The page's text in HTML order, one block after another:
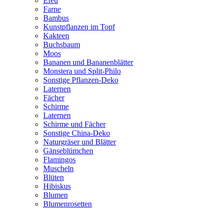
Farne
Bambus
Kunstpflanzen im Topf
Kakteen
Buchsbaum
Moos
Bananen und Bananenblätter
Monstera und Split-Philo
Sonstige Pflanzen-Deko
Laternen
Fächer
Schirme
Laternen
Schirme und Fächer
Sonstige China-Deko
Naturgräser und Blätter
Gänseblümchen
Flamingos
Muscheln
Blüten
Hibiskus
Blumen
Blumenrosetten